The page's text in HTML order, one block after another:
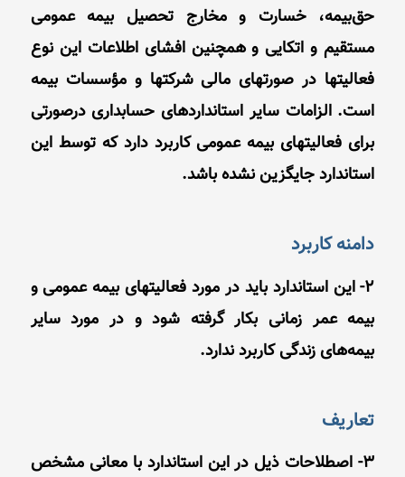
حق‌بیمه، خسارت و مخارج تحصیل بیمه عمومى
مستقیم و اتكایى و همچنین افشاى اطلاعات این نوع
فعالیتها در صورتهاى مالى شرکتها و مؤسسات بیمه
است. الزامات سایر استانداردهای حسابداری درصورتی
برای فعالیتهای بیمه عمومی کاربرد دارد که توسط این
استاندارد جایگزین نشده باشد.
دامنه كاربرد
2- این استاندارد باید در مورد فعالیتهاى بیمه عمومى و
بیمه عمر زمانی بكار گرفته شود و در مورد سایر
بیمه‌های زندگى كاربرد ندارد.
تعاریف
3- اصطلاحات ذیل در این استاندارد با معانى مشخص